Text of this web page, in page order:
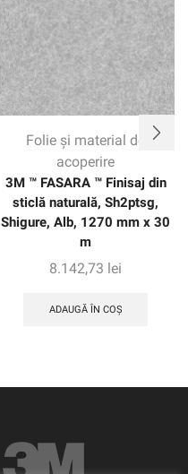
Folie și material de
acoperire
3M ™ FASARA ™ Finisaj din
sticlă naturală, Sh2ptsg,
Shigure, Alb, 1270 mm x 30
m
8.142,73 lei
ADAUGĂ ÎN COȘ